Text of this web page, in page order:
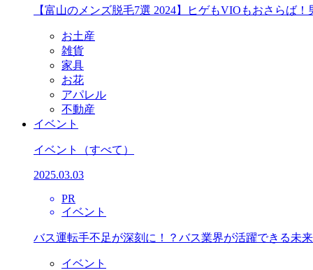
【富山のメンズ脱毛7選 2024】ヒゲもVIOもおさらば
お土産
雑貨
家具
お花
アパレル
不動産
イベント
イベント （すべて）
2025.03.03
PR
イベント
バス運転手不足が深刻に！？バス業界が活躍できる未
イベント